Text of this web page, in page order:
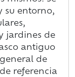
su entorno,
jardines de
antiguo
de
referencia